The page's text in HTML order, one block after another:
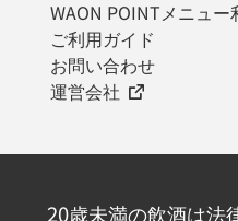
WAON POINTメニュー
ご利用ガイド
お問い合わせ
運営会社
20歳未満の飲酒は法